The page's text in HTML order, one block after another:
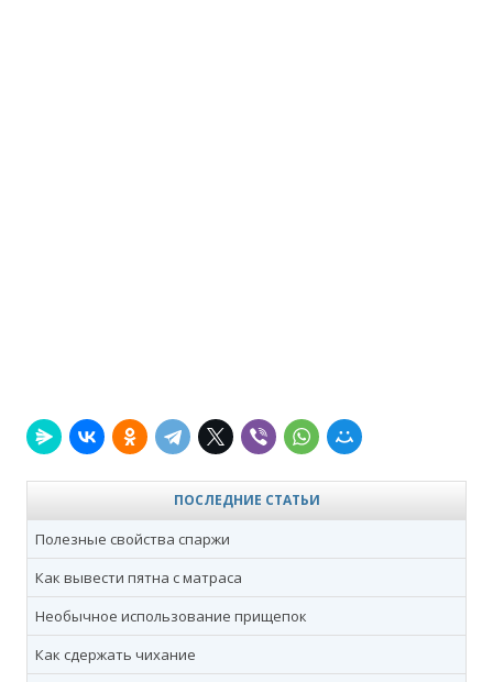
ПОСЛЕДНИЕ СТАТЬИ
Полезные свойства спаржи
Как вывести пятна с матраса
Необычное использование прищепок
Как сдержать чихание